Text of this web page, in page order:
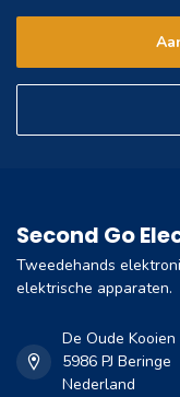
Second Go
Tweedehands
elektrische apparaten.
De Oude Kooien
5986 PJ Beringe
Nederland